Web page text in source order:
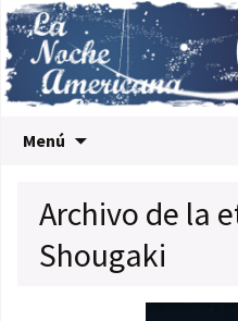
Menú
Archivo de la
Shougaki